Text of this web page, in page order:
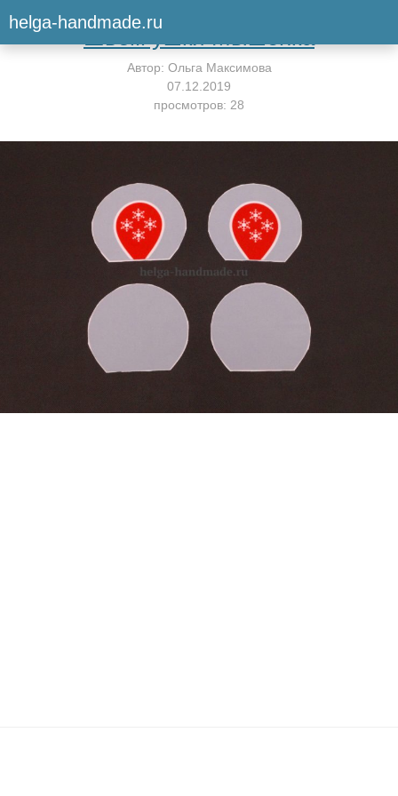
helga-handmade.ruВернуться к мастер-классу
Шьём ушки Мышонка
Автор: Ольга Максимова
07.12.2019
просмотров: 28